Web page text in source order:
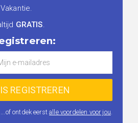
GRATIS.
...of ontdek eerstalle voordelen voor jou.